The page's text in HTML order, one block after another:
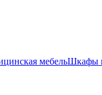
мебельШкафы